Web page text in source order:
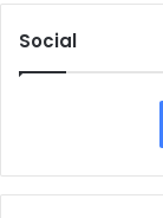
Social